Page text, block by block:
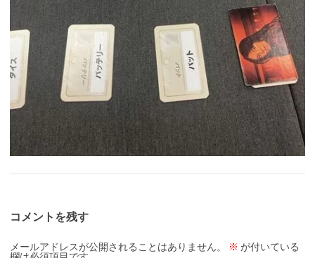
コメントを残す
メールアドレスが公開されることはありません。 ※ が付いている